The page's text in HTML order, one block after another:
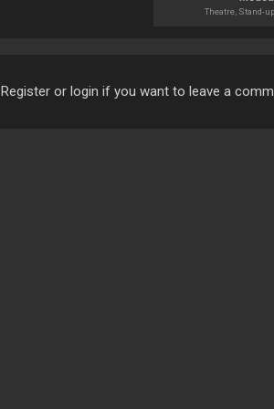
Theatre, Stand-
Register or login if you want to leave a